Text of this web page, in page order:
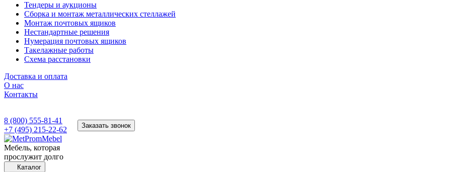
Тендеры и аукционы
Сборка и монтаж металлических стеллажей
Монтаж почтовых ящиков
Нестандартные решения
Нумерация почтовых ящиков
Такелажные работы
Схема расстановки
Доставка и оплата
О нас
Контакты
8 (800) 555-81-41
+7 (495) 215-22-62
Заказать звонок
Мебель, которая
прослужит долго
Каталог